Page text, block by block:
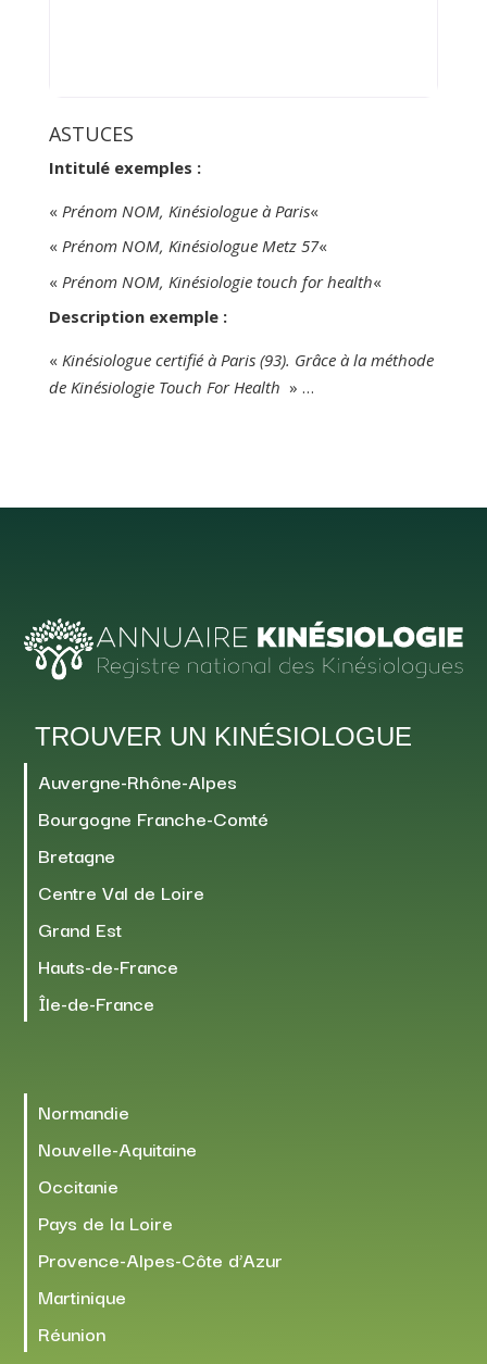
ASTUCES
Intitulé exemples :
« Prénom NOM, Kinésiologue à Paris«
« Prénom NOM, Kinésiologue Metz 57«
« Prénom NOM, Kinésiologie touch for health«
Description exemple :
« Kinésiologue certifié à Paris (93). Grâce à la méthode
de Kinésiologie Touch For Health » …
TROUVER UN KINÉSIOLOGUE
Auvergne-Rhône-Alpes
Bourgogne Franche-Comté
Bretagne
Centre Val de Loire
Grand Est
Hauts-de-France
Île-de-France
Normandie
Nouvelle-Aquitaine
Occitanie
Pays de la Loire
Provence-Alpes-Côte d’Azur
Martinique
Réunion